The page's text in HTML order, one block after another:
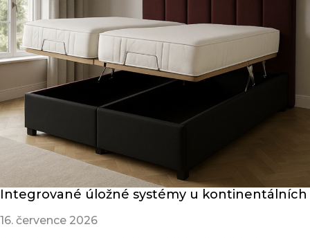
Integrované úložné systémy u kontinentálních
16. července 2026